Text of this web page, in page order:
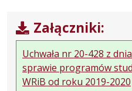
Załączniki:
Uchwała nr 20-428 z
sprawie programów
WRiB od roku 2019-2020